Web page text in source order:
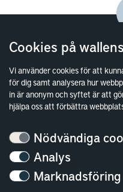
Cookies på
Vi använder cookies för att
för dig samt analysera hur
in är anonym och syftet är att
hjälpa oss att förbättra
Nödvändiga
Analys
Marknadsföring